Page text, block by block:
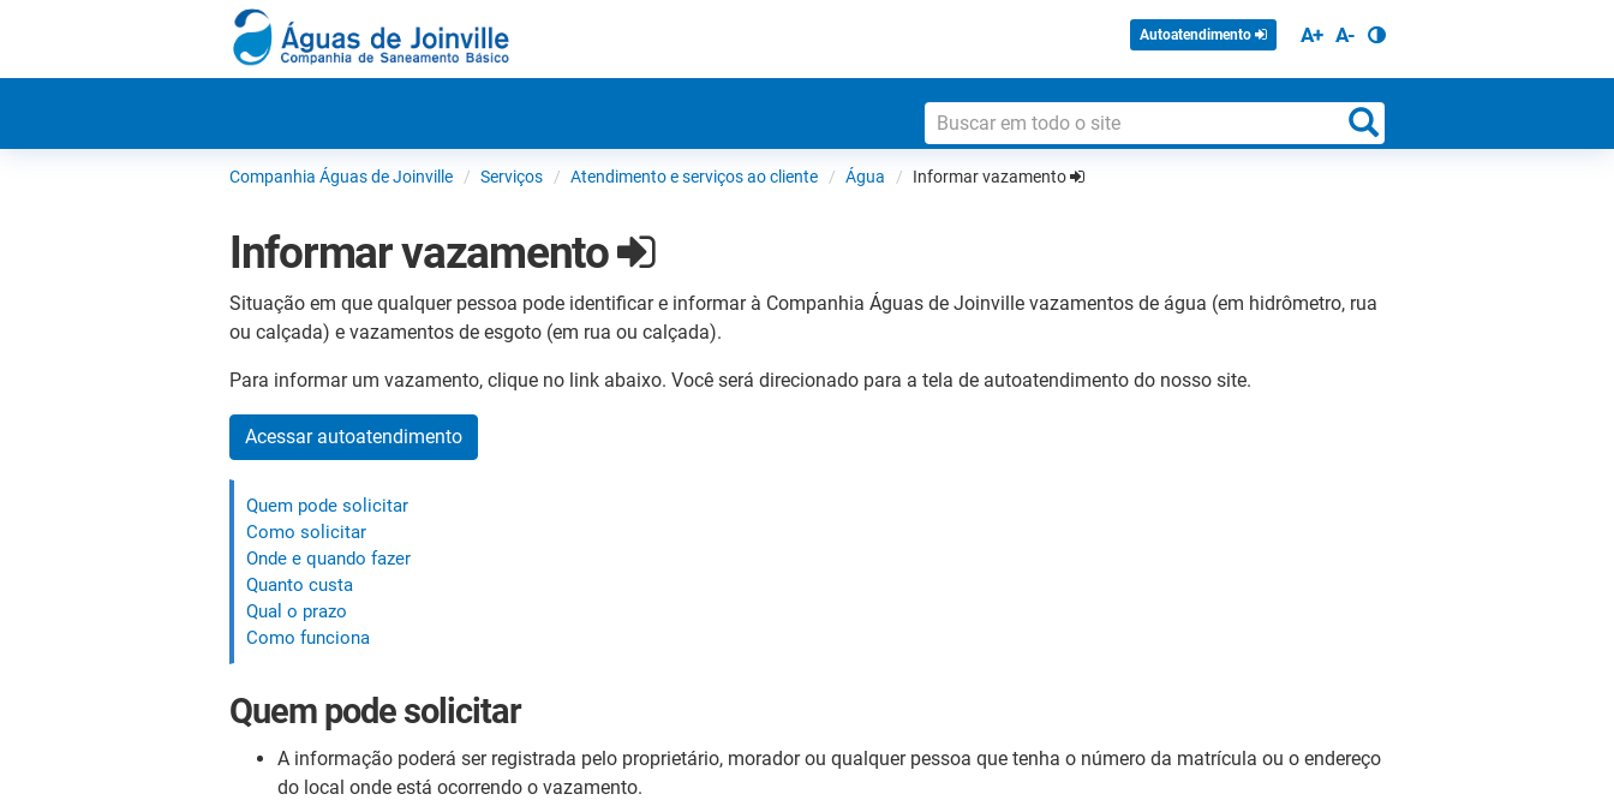
Autoatendimento A+ A-
Companhia Águas de Joinville Serviços Atendimento e serviços ao cliente Água Informar vazamento
Informar vazamento
Situação em que qualquer pessoa pode identificar e informar à Companhia Águas de Joinville vazamentos de água (em hidrômetro, rua
ou calçada) e vazamentos de esgoto (em rua ou calçada).
Para informar um vazamento, clique no link abaixo. Você será direcionado para a tela de autoatendimento do nosso site.
Acessar autoatendimento
Quem pode solicitar
Como solicitar
Onde e quando fazer
Quanto custa
Qual o prazo
Como funciona
Quem pode solicitar
A informação poderá ser registrada pelo proprietário, morador ou qualquer pessoa que tenha o número da matrícula ou o endereço
do local onde está ocorrendo o vazamento.